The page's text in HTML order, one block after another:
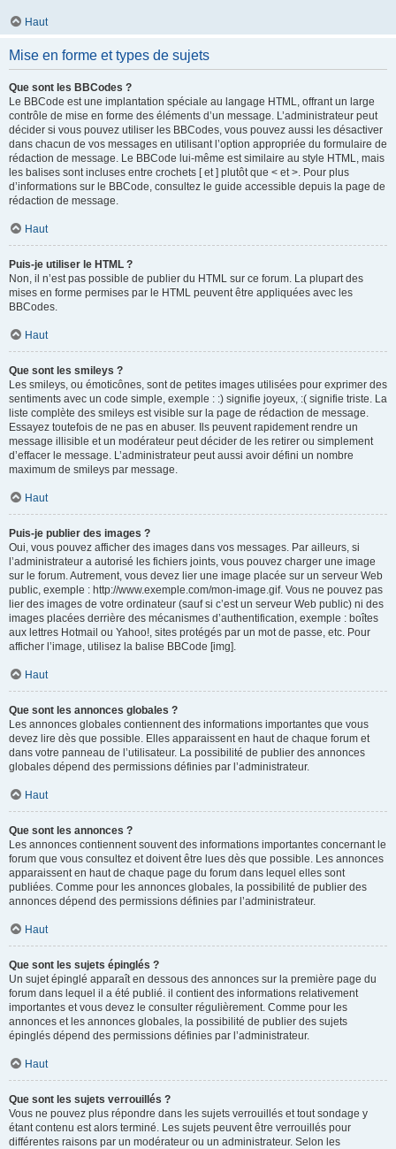
Haut
Mise en forme et types de sujets
Que sont les BBCodes ?
Le BBCode est une implantation spéciale au langage HTML, offrant un large
contrôle de mise en forme des éléments d’un message. L’administrateur peut
décider si vous pouvez utiliser les BBCodes, vous pouvez aussi les désactiver
dans chacun de vos messages en utilisant l’option appropriée du formulaire de
rédaction de message. Le BBCode lui-même est similaire au style HTML, mais
les balises sont incluses entre crochets [ et ] plutôt que < et >. Pour plus
d’informations sur le BBCode, consultez le guide accessible depuis la page de
rédaction de message.
Haut
Puis-je utiliser le HTML ?
Non, il n’est pas possible de publier du HTML sur ce forum. La plupart des
mises en forme permises par le HTML peuvent être appliquées avec les
BBCodes.
Haut
Que sont les smileys ?
Les smileys, ou émoticônes, sont de petites images utilisées pour exprimer des
sentiments avec un code simple, exemple : :) signifie joyeux, :( signifie triste. La
liste complète des smileys est visible sur la page de rédaction de message.
Essayez toutefois de ne pas en abuser. Ils peuvent rapidement rendre un
message illisible et un modérateur peut décider de les retirer ou simplement
d’effacer le message. L’administrateur peut aussi avoir défini un nombre
maximum de smileys par message.
Haut
Puis-je publier des images ?
Oui, vous pouvez afficher des images dans vos messages. Par ailleurs, si
l’administrateur a autorisé les fichiers joints, vous pouvez charger une image
sur le forum. Autrement, vous devez lier une image placée sur un serveur Web
public, exemple : http://www.exemple.com/mon-image.gif. Vous ne pouvez pas
lier des images de votre ordinateur (sauf si c’est un serveur Web public) ni des
images placées derrière des mécanismes d’authentification, exemple : boîtes
aux lettres Hotmail ou Yahoo!, sites protégés par un mot de passe, etc. Pour
afficher l’image, utilisez la balise BBCode [img].
Haut
Que sont les annonces globales ?
Les annonces globales contiennent des informations importantes que vous
devez lire dès que possible. Elles apparaissent en haut de chaque forum et
dans votre panneau de l’utilisateur. La possibilité de publier des annonces
globales dépend des permissions définies par l’administrateur.
Haut
Que sont les annonces ?
Les annonces contiennent souvent des informations importantes concernant le
forum que vous consultez et doivent être lues dès que possible. Les annonces
apparaissent en haut de chaque page du forum dans lequel elles sont
publiées. Comme pour les annonces globales, la possibilité de publier des
annonces dépend des permissions définies par l’administrateur.
Haut
Que sont les sujets épinglés ?
Un sujet épinglé apparaît en dessous des annonces sur la première page du
forum dans lequel il a été publié. il contient des informations relativement
importantes et vous devez le consulter régulièrement. Comme pour les
annonces et les annonces globales, la possibilité de publier des sujets
épinglés dépend des permissions définies par l’administrateur.
Haut
Que sont les sujets verrouillés ?
Vous ne pouvez plus répondre dans les sujets verrouillés et tout sondage y
étant contenu est alors terminé. Les sujets peuvent être verrouillés pour
différentes raisons par un modérateur ou un administrateur. Selon les